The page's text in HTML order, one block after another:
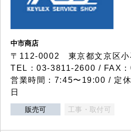
中市商店
〒112-0002 東京都文京区小
TEL：03-3811-2600 / FAX
営業時間：7:45〜19:00 / 定
日
販売可 工事・取付可